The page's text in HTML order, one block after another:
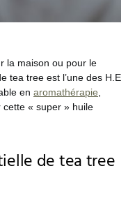
la maison ou pour le
tea tree est l’une des H.E
en aromathérapie,
cette « super » huile
de tea tree